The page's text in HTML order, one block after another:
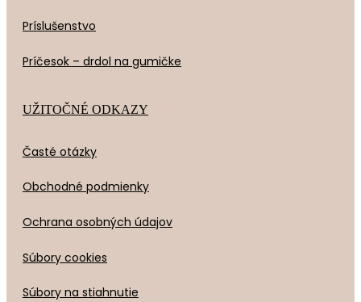
Príslušenstvo
Príčesok – drdol na gumičke
UŽITOČNÉ ODKAZY
Časté otázky
Obchodné podmienky
Ochrana osobných údajov
Súbory cookies
Súbory na stiahnutie